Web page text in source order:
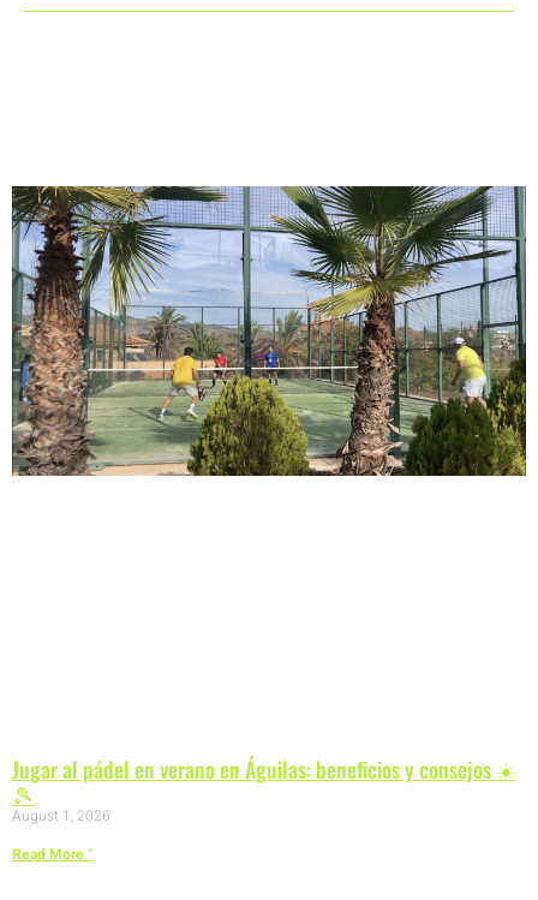
Jugar al pádel en verano en Águilas: beneficios y consejos ☀️
🎾
August 1, 2026
Read More "